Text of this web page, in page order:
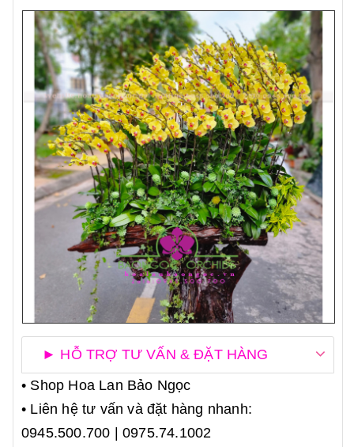
► HỖ TRỢ TƯ VẤN & ĐẶT HÀNG
• Shop Hoa Lan Bảo Ngọc
• Liên hệ tư vấn và đặt hàng nhanh:
0945.500.700 | 0975.74.1002